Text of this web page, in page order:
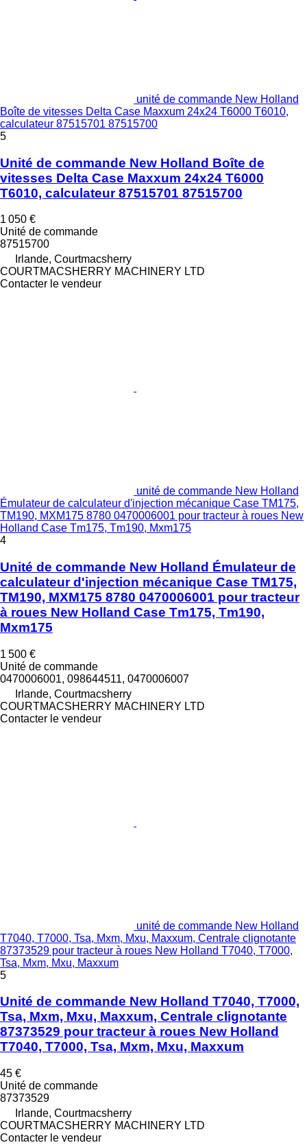
unité de commande New Holland
Boîte de vitesses Delta Case Maxxum 24x24 T6000 T6010,
calculateur 87515701 87515700
5
Unité de commande New Holland Boîte de
vitesses Delta Case Maxxum 24x24 T6000
T6010, calculateur 87515701 87515700
1 050 €
Unité de commande
87515700
Irlande, Courtmacsherry
COURTMACSHERRY MACHINERY LTD
Contacter le vendeur
unité de commande New Holland
Émulateur de calculateur d'injection mécanique Case TM175,
TM190, MXM175 8780 0470006001 pour tracteur à roues New
Holland Case Tm175, Tm190, Mxm175
4
Unité de commande New Holland Émulateur de
calculateur d'injection mécanique Case TM175,
TM190, MXM175 8780 0470006001 pour tracteur
à roues New Holland Case Tm175, Tm190,
Mxm175
1 500 €
Unité de commande
0470006001, 098644511, 0470006007
Irlande, Courtmacsherry
COURTMACSHERRY MACHINERY LTD
Contacter le vendeur
unité de commande New Holland
T7040, T7000, Tsa, Mxm, Mxu, Maxxum, Centrale clignotante
87373529 pour tracteur à roues New Holland T7040, T7000,
Tsa, Mxm, Mxu, Maxxum
5
Unité de commande New Holland T7040, T7000,
Tsa, Mxm, Mxu, Maxxum, Centrale clignotante
87373529 pour tracteur à roues New Holland
T7040, T7000, Tsa, Mxm, Mxu, Maxxum
45 €
Unité de commande
87373529
Irlande, Courtmacsherry
COURTMACSHERRY MACHINERY LTD
Contacter le vendeur